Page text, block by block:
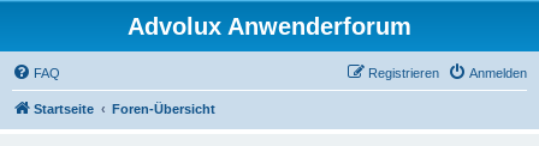
Advolux Anwenderforum
FAQ Anmelden
Registrieren
Startseite Foren-Übersicht